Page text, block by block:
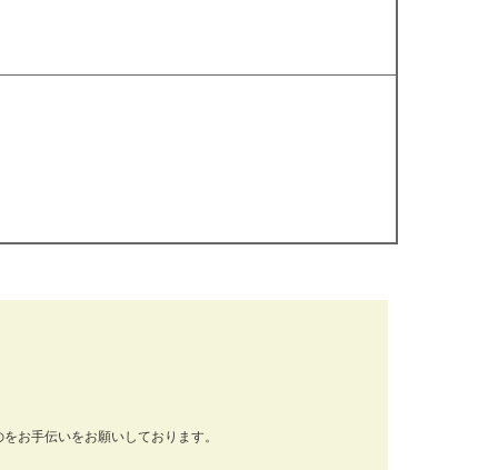
お手伝いをお願いしております。